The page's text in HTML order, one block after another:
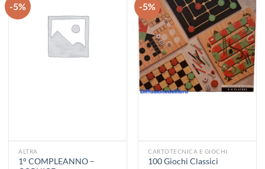
-5%
ALTRA
1° COMPLEANNO –
-5%
Aggiungi
alla lista
dei
desideri
CARTOTECNICA E GIOCHI
100 Giochi Classici